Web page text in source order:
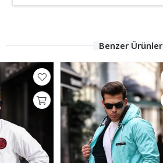
Benzer Ürünler